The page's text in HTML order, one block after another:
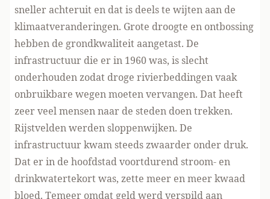
sneller achteruit en dat is deels te wijten aan de
klimaatveranderingen. Grote droogte en ontbossing
hebben de grondkwaliteit aangetast. De
infrastructuur die er in 1960 was, is slecht
onderhouden zodat droge rivierbeddingen vaak
onbruikbare wegen moeten vervangen. Dat heeft
zeer veel mensen naar de steden doen trekken.
Rijstvelden werden sloppenwijken. De
infrastructuur kwam steeds zwaarder onder druk.
Dat er in de hoofdstad voortdurend stroom- en
drinkwatertekort was, zette meer en meer kwaad
bloed. Temeer omdat geld werd verspild aan